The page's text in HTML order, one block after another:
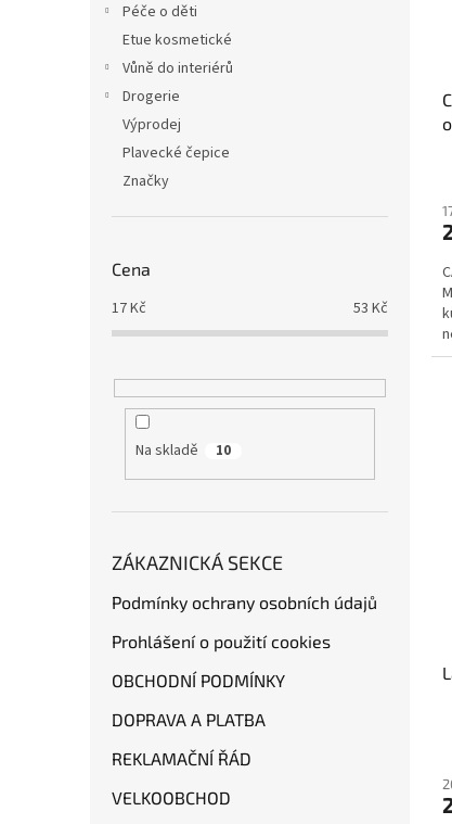
Péče o děti
Etue kosmetické
Vůně do interiérů
Drogerie
Výprodej
Plavecké čepice
Značky
Cena
17Kč 53 Kč
Na skladě 10
ZÁKAZNICKÁ SEKCE
Podmínky ochrany osobních údajů
Prohlášení o použití cookies
OBCHODNÍ PODMÍNKY
DOPRAVA A PLATBA
REKLAMAČNÍ ŘÁD
VELKOOBCHOD